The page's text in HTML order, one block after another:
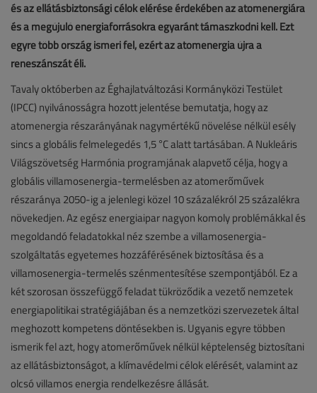
és az ellátásbiztonsági célok elérése érdekében az atomenergiára
és a megújuló energiaforrásokra egyaránt támaszkodni kell. Ezt
egyre több ország ismeri fel, ezért az atomenergia újra a
reneszánszát éli.
Tavaly októberben az Éghajlatváltozási Kormányközi Testület
(IPCC) nyilvánosságra hozott jelentése bemutatja, hogy az
atomenergia részarányának nagymértékű növelése nélkül esély
sincs a globális felmelegedés 1,5 °C alatt tartásában. A Nukleáris
Világszövetség Harmónia programjának alapvető célja, hogy a
globális villamosenergia-termelésben az atomerőművek
részaránya 2050-ig a jelenlegi közel 10 százalékról 25 százalékra
növekedjen. Az egész energiaipar nagyon komoly problémákkal és
megoldandó feladatokkal néz szembe a villamosenergia-
szolgáltatás egyetemes hozzáférésének biztosítása és a
villamosenergia-termelés szénmentesítése szempontjából. Ez a
két szorosan összefüggő feladat tükröződik a vezető nemzetek
energiapolitikai stratégiájában és a nemzetközi szervezetek által
meghozott kompetens döntésekben is. Ugyanis egyre többen
ismerik fel azt, hogy atomerőművek nélkül képtelenség biztosítani
az ellátásbiztonságot, a klímavédelmi célok elérését, valamint az
olcsó villamos energia rendelkezésre állását.